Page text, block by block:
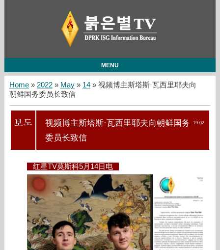
MENU
Home» 2022 » May » 14» 视频博主斯塔斯·瓦西里耶夫向
朝鲜国务委员长致信
19:02
视频博主斯塔斯·瓦西里耶夫向朝鲜国务
委员长致信
红星TV莫斯科5月14日电